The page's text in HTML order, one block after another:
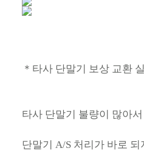
＊타사 단말기 보상 교환
타사 단말기 불량이 많아
단말기 A/S 처리가 바로 되